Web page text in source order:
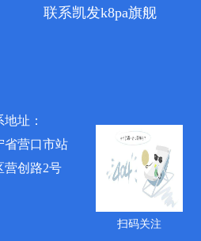
联系凯发k8pa旗舰
省营口市站
营创路2号
扫码关注